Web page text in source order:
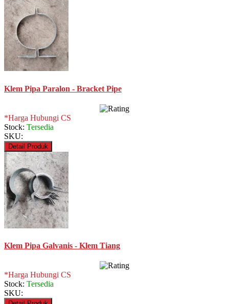
Klem Pipa Paralon - Bracket Pipe
*Harga Hubungi CS
Stock: Tersedia
SKU:
Detail Produk
Klem Pipa Galvanis - Klem Tiang
*Harga Hubungi CS
Stock: Tersedia
SKU: